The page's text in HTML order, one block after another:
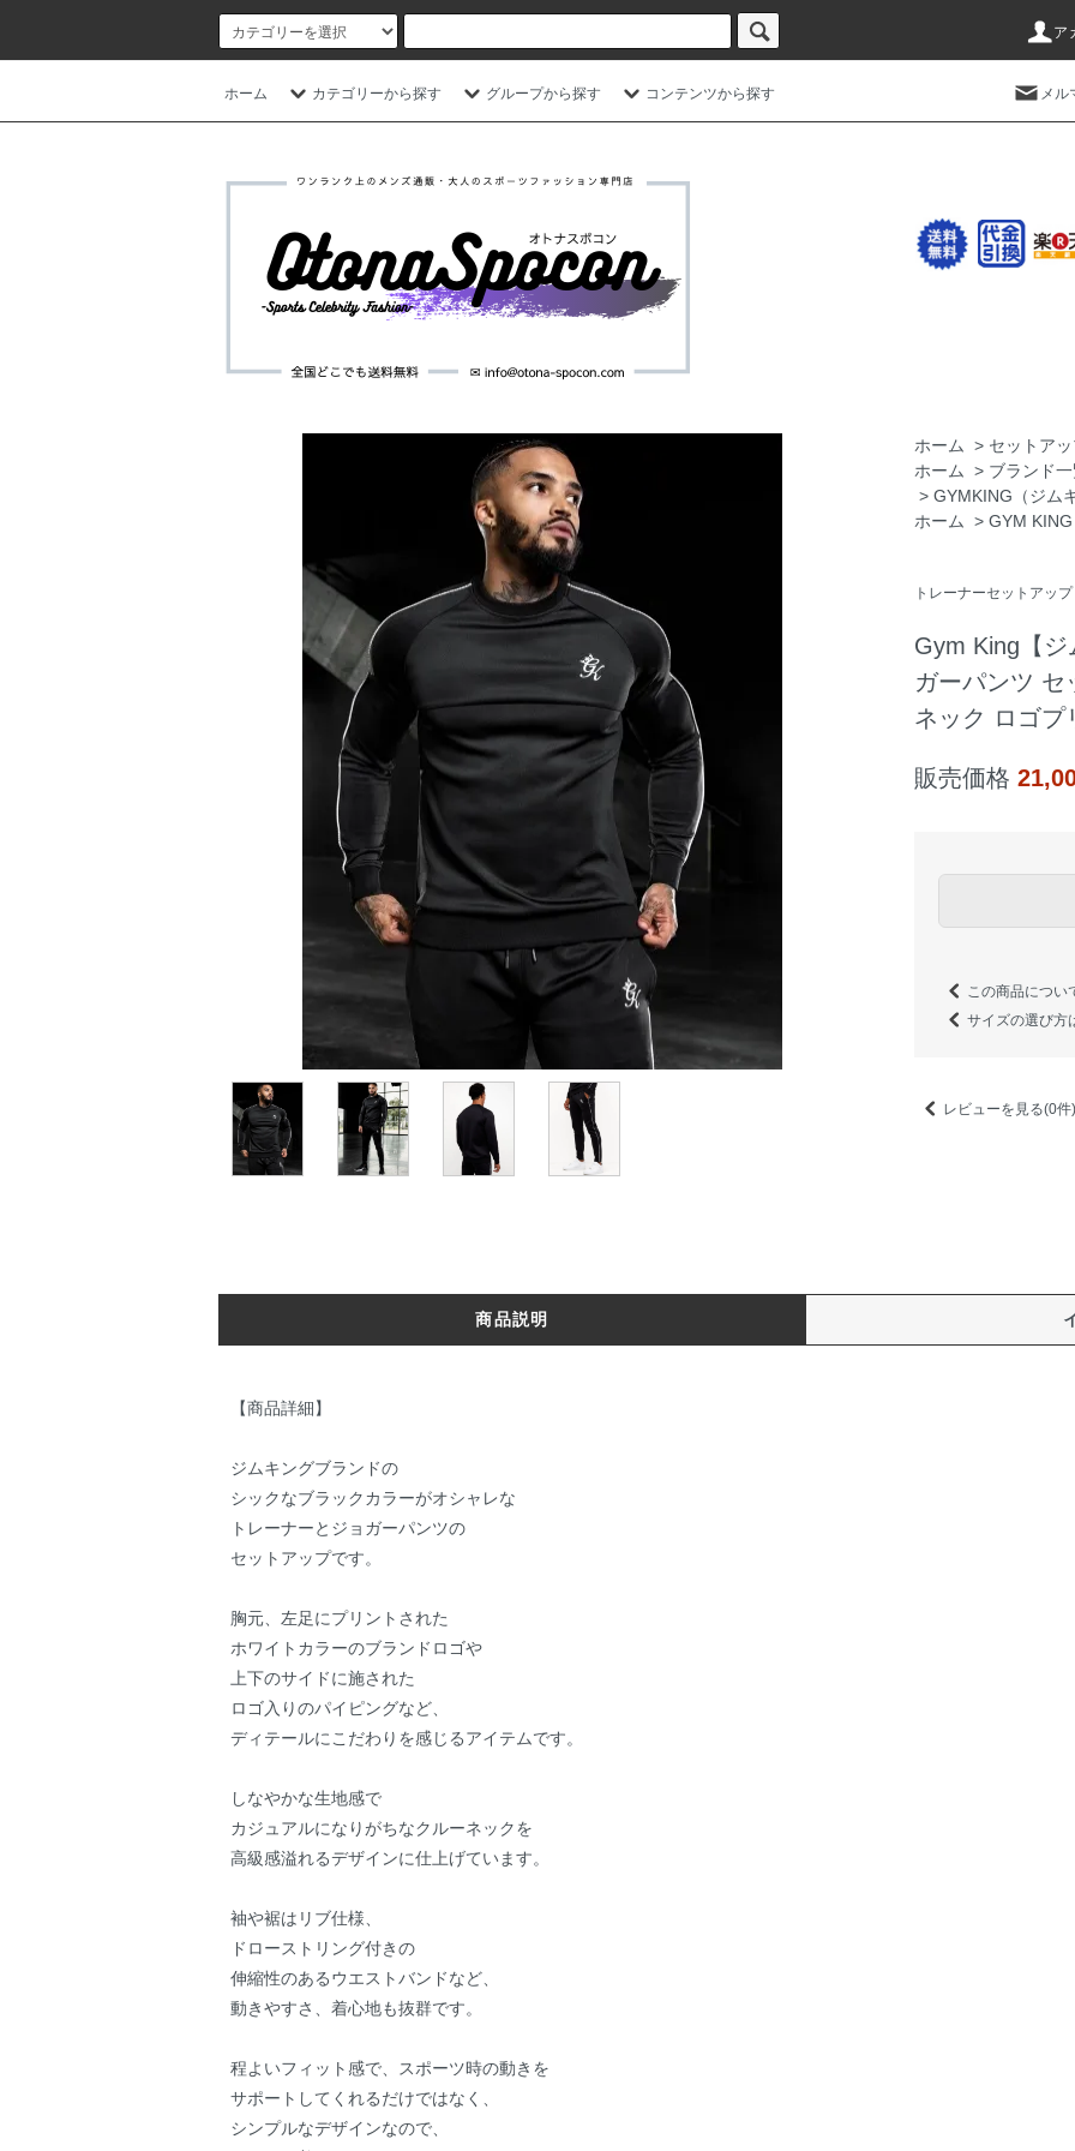
ア
ホーム カテゴリーから探す グループから探す コンテンツから探す メル
ホーム > セットア
ホーム
> ブランド
> GYMKING（ジム
ホーム
> GYM KING
トレーナーセットアップ
Gym King【ジ
ガーパンツ セ
ネック ロゴプ
販売価格
この商品につい
サイズの選び方
レビューを見る(0件)
商品説明
【商品詳細】
ジムキングブランドの
シックなブラックカラーがオシャレな
トレーナーとジョガーパンツの
セットアップです。
胸元、左足にプリントされた
ホワイトカラーのブランドロゴや
上下のサイドに施された
ロゴ入りのパイピングなど、
ディテールにこだわりを感じるアイテムです。
しなやかな生地感で
カジュアルになりがちなクルーネックを
高級感溢れるデザインに仕上げています。
袖や裾はリブ仕様、
ドローストリング付きの
伸縮性のあるウエストバンドなど、
動きやすさ、着心地も抜群です。
程よいフィット感で、スポーツ時の動きを
サポートしてくれるだけではなく、
シンプルなデザインなので、